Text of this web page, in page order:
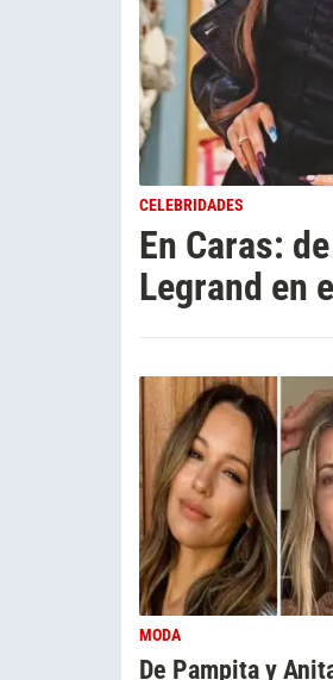
CELEBRIDADES
En Caras:
Legrand en
MODA
De Pampita y